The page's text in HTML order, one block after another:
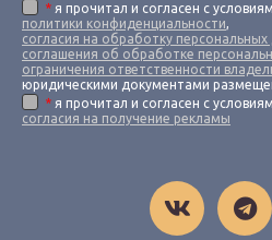
* я прочитал и согласен с
политики конфиденциальности,
согласия на обработку
соглашения об обработке
ограничения ответственности
юридическими документами
* я прочитал и согласен с
согласия на получение рекламы